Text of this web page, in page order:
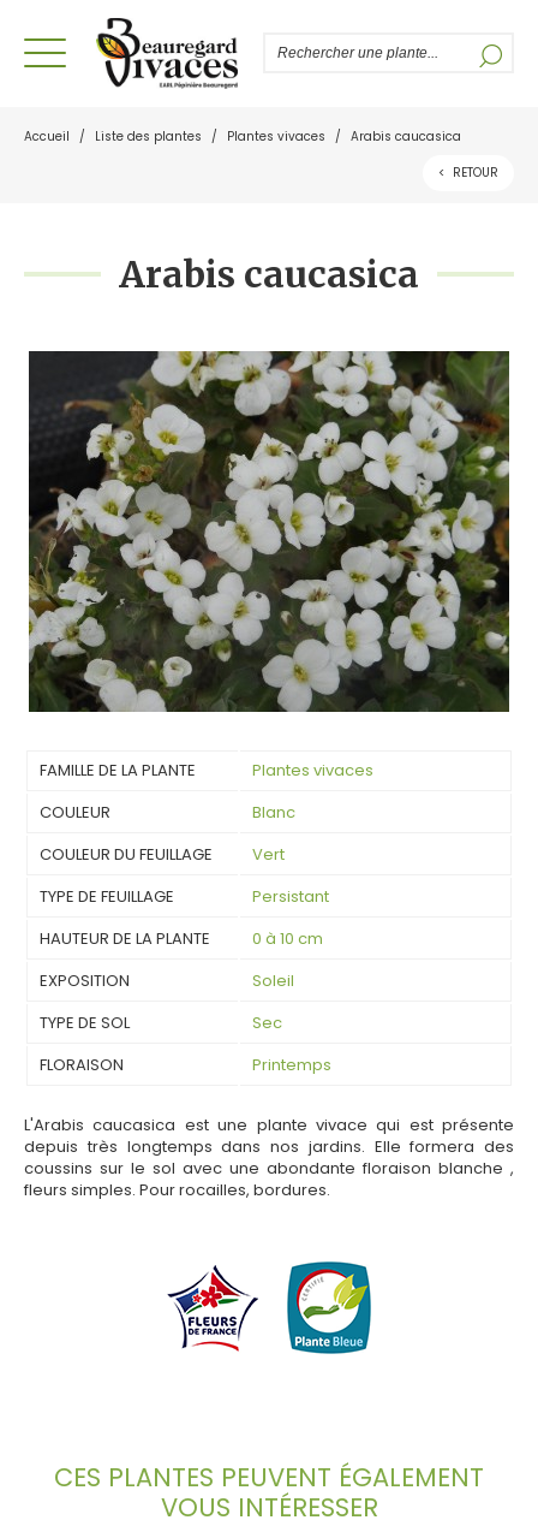
Accueil / Liste des plantes / Plantes vivaces / Arabis caucasica
< RETOUR
Arabis caucasica
FAMILLE DE LA PLANTE
Plantes vivaces
COULEUR
Blanc
COULEUR DU FEUILLAGE
Vert
TYPE DE FEUILLAGE
Persistant
HAUTEUR DE LA PLANTE
0 à 10 cm
EXPOSITION
Soleil
TYPE DE SOL
Sec
FLORAISON
Printemps
L'Arabis caucasica est une plante vivace qui est présente
depuis très longtemps dans nos jardins. Elle formera des
coussins sur le sol avec une abondante floraison blanche ,
fleurs simples. Pour rocailles, bordures.
CES PLANTES PEUVENT ÉGALEMENT
VOUS INTÉRESSER